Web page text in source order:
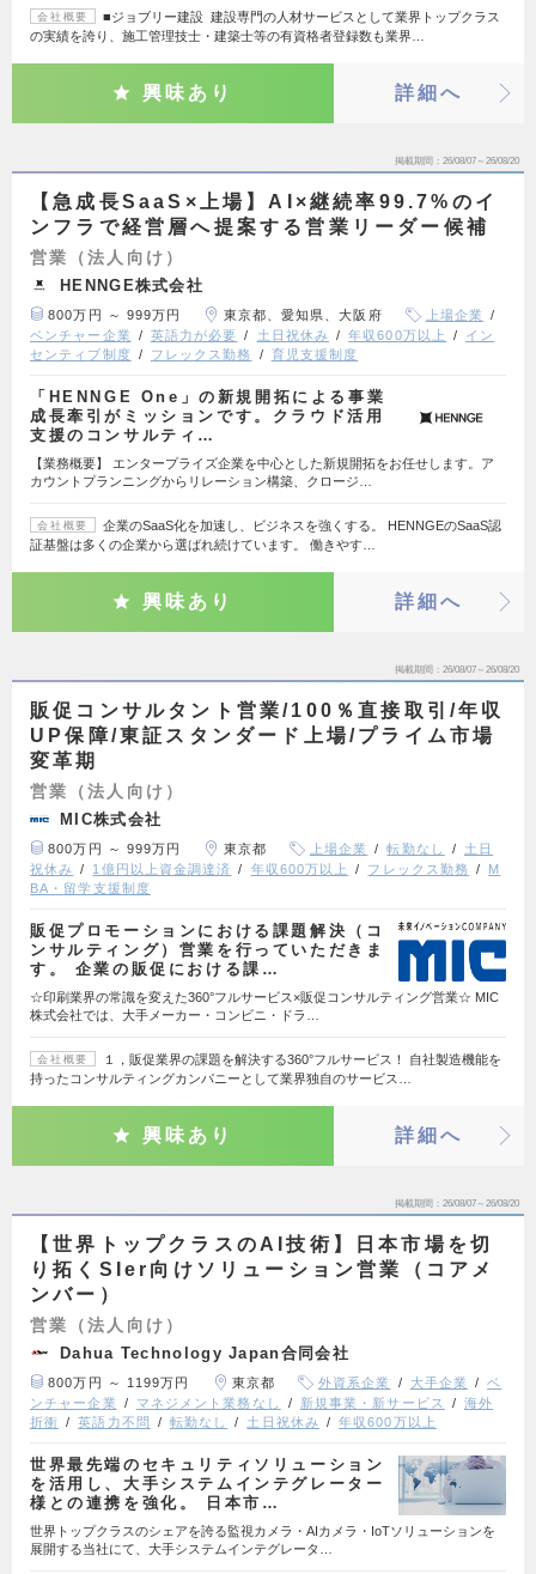
会社概要
■ジョブリー建設 建設専門の人材サービスとして業界トップクラス
の実績を誇り、施工管理技士・建築士等の有資格者登録数も業界…
興味あり 詳細へ
掲載期間 26/08/07～26/08/20
【急成長SaaS×上場】AI×継続率99.7%のイ
ンフラで経営層へ提案する営業リーダー候補
営業（法人向け）
HENNGE株式会社
800万円 ～ 999万円 東京都、愛知県、大阪府
上場企業
ベンチャー企業
英語力が必要 土日祝休み 年収600万以上
イン
センティブ制度
フレックス勤務 育児支援制度
「HENNGE One」の新規開拓による事業
成長牽引がミッションです。クラウド活用
支援のコンサルティ…
【業務概要】 エンタープライズ企業を中心とした新規開拓をお任せします。ア
カウントプランニングからリレーション構築、クロージ…
会社概要
企業のSaaS化を加速し、ビジネスを強くする。 HENNGEのSaaS認
証基盤は多くの企業から選ばれ続けています。 働きやす…
興味あり 詳細へ
掲載期間 26/08/07～26/08/20
販促コンサルタント営業/100％直接取引/年収
UP保障/東証スタンダード上場/プライム市場
変革期
営業（法人向け）
MIC株式会社
800万円 ～ 999万円 東京都 上場企業 転勤なし
土日
祝休み
1億円以上資金調達済 年収600万以上 フレックス勤務
M
BA・留学支援制度
販促プロモーションにおける課題解決（コ
ンサルティング）営業を行っていただきま
す。 企業の販促における課…
☆印刷業界の常識を変えた360°フルサービス×販促コンサルティング営業☆ MIC
株式会社では、大手メーカー・コンビニ・ドラ…
会社概要
１，販促業界の課題を解決する360°フルサービス！ 自社製造機能を
持ったコンサルティングカンパニーとして業界独自のサービス…
興味あり 詳細へ
掲載期間 26/08/07～26/08/20
【世界トップクラスのAI技術】日本市場を切
り拓くSIer向けソリューション営業（コアメ
ンバー）
営業（法人向け）
Dahua Technology Japan合同会社
800万円 ～ 1199万円 東京都 外資系企業 大手企業
ベ
ンチャー企業
マネジメント業務なし 新規事業・新サービス
海外
折衝
英語力不問 転勤なし 土日祝休み 年収600万以上
世界最先端のセキュリティソリューション
を活用し、大手システムインテグレーター
様との連携を強化。 日本市…
世界トップクラスのシェアを誇る監視カメラ・AIカメラ・IoTソリューションを
展開する当社にて、大手システムインテグレータ…